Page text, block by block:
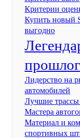
Критерии
Купить новый
выгодно
Лидерство на
автомобилей
Лучшие трассы
Мастера
Материал и
спортивных